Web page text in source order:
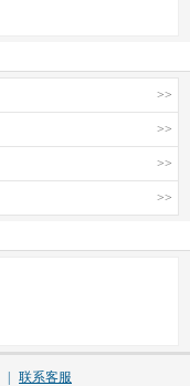
>>
>>
>>
>>
| 联系客服